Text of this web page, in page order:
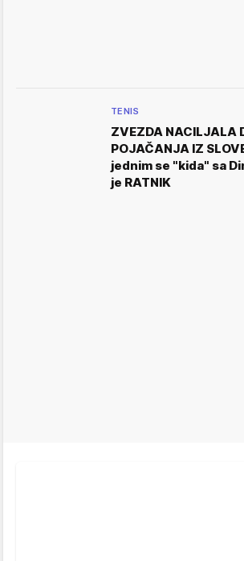
TENIS
ZVEZDA NACILJALA
POJAČANJA IZ
jednim se "kida" sa
je RATNIK